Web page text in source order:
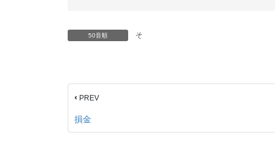
o
o
50音順 そ
‹ PREV
損金